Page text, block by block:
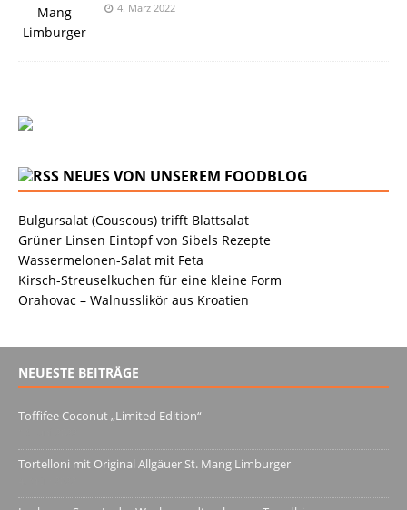
4. März 2022
NEUES VON UNSEREM FOODBLOG
Bulgursalat (Couscous) trifft Blattsalat
Grüner Linsen Eintopf von Sibels Rezepte
Wassermelonen-Salat mit Feta
Kirsch-Streuselkuchen für eine kleine Form
Orahovac – Walnusslikör aus Kroatien
NEUESTE BEITRÄGE
Toffifee Coconut „Limited Edition“
Tortelloni mit Original Allgäuer St. Mang Limburger